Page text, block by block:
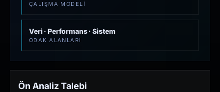
ÇALIŞMA MODELI
Veri · Performans · Sistem
ODAK ALANLARI
Ön Analiz Talebi